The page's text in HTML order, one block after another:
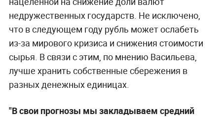
недружественных государств. Не исключено,
что в следующем году рубль может ослабеть
из-за мирового кризиса и снижения стоимости
сырья. В связи с этим, по мнению Васильева,
лучше хранить собственные сбережения в
разных денежных единицах.
"В свои прогнозы мы закладываем средний